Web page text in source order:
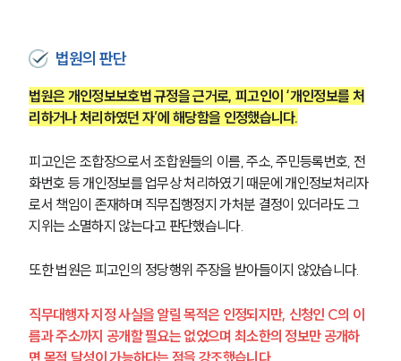
SERVICES
전체
PROFESSIONALS
ABOUT
그룹소개
법원의 판단
법원은 개인정보보호법 규정을 근거로, 피고인이 ‘개인정보를 처
리하거나 처리하였던 자’에 해당함을 인정했습니다.
피고인은 조합장으로서 조합원들의 이름, 주소, 주민등록번호, 전
화번호 등 개인정보를 업무상 처리하였기 때문에 개인정보처리자
로서 책임이 존재하며 직무집행정지 가처분 결정이 있더라도 그
지위는 소멸하지 않는다고 판단했습니다.
또한 법원은 피고인의 정당행위 주장을 받아들이지 않았습니다.
직무대행자 지정 사실을 알릴 목적은 인정되지만, 신청인 C의 이
름과 주소까지 공개할 필요는 없었으며 최소한의 정보만 공개하